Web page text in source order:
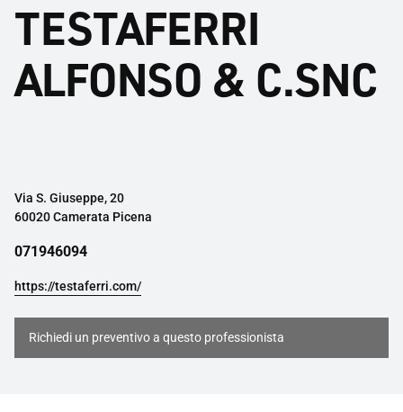
TESTAFERRI
ALFONSO & C.SNC
Via S. Giuseppe, 20
60020 Camerata Picena
071946094
https://testaferri.com/
Richiedi un preventivo a questo professionista